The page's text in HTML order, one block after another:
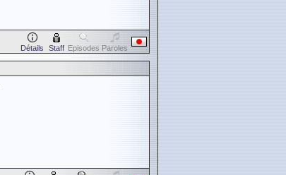
Détails Staff Episodes Paroles